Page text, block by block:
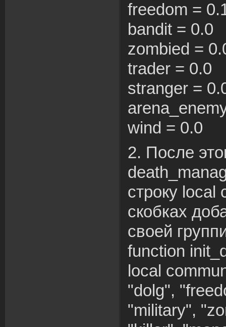
freedom =
bandit = 0.0
zombied =
trader = 0.0
stranger =
wind = 0.0
2. После
строку local
скобках
своей
function
local
"dolg",
"military",